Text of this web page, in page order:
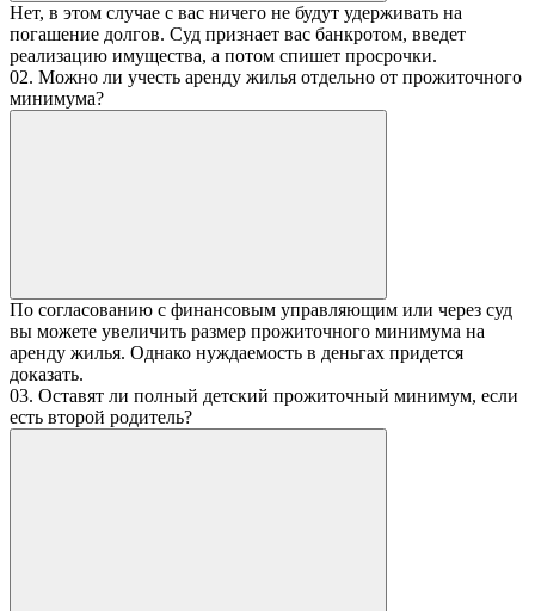
Нет, в этом случае с вас ничего не будут удерживать на
погашение долгов. Суд признает вас банкротом, введет
реализацию имущества, а потом спишет просрочки.
02. Можно ли учесть аренду жилья отдельно от прожиточного
минимума?
По согласованию с финансовым управляющим или через суд
вы можете увеличить размер прожиточного минимума на
аренду жилья. Однако нуждаемость в деньгах придется
доказать.
03. Оставят ли полный детский прожиточный минимум, если
есть второй родитель?